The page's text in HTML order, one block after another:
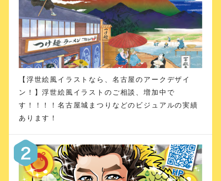
【浮世絵風イラストなら、名古屋のアークデザイ
ン！】浮世絵風イラストのご相談、増加中で
す！！！！名古屋城まつりなどのビジュアルの実績
あります！